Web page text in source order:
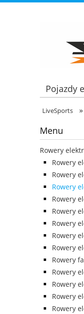
Pojazdy
LiveSports »
Menu
Rowery
Rowery
Rowery
Rowery
Rowery
Rowery
Rowery
Rowery
Rowery
Rowery
Rowery
Rowery
Rowery
Rowery